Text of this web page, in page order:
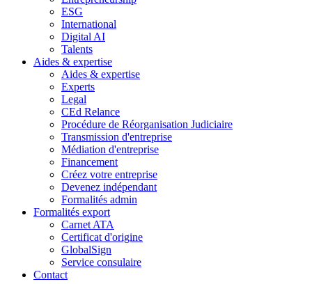
ESG
International
Digital AI
Talents
Aides & expertise
Aides & expertise
Experts
Legal
CEd Relance
Procédure de Réorganisation Judiciaire
Transmission d'entreprise
Médiation d'entreprise
Financement
Créez votre entreprise
Devenez indépendant
Formalités admin
Formalités export
Carnet ATA
Certificat d'origine
GlobalSign
Service consulaire
Contact